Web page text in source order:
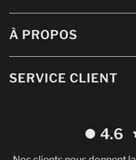
À PROPOS
SERVICE CLIENT
4.6